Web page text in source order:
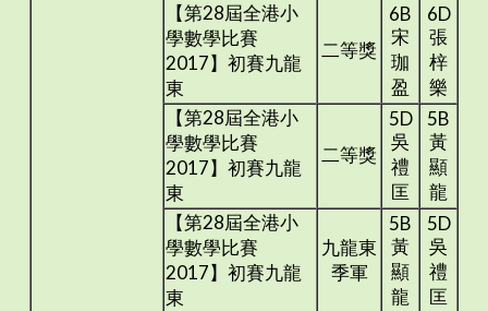
【第28屆全港小
學數學比賽
2017】初賽九龍
東
二等獎
6B
宋
珈
盈
6D
張
梓
樂
【第28屆全港小
學數學比賽
2017】初賽九龍
東
二等獎
5D
吳
禮
匡
5B
黃
顯
龍
【第28屆全港小
學數學比賽
2017】初賽九龍
東
九龍東
季軍
5B
黃
顯
龍
5D
吳
禮
匡